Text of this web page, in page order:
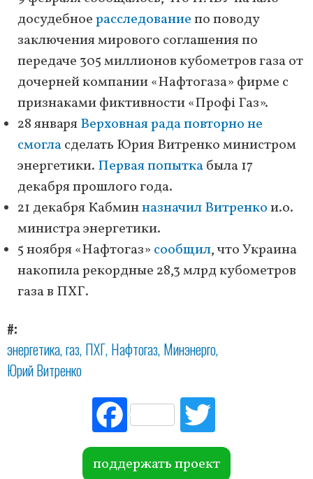
досудебноерасследованиепо поводу
заключения мирового соглашения по
передаче 305 миллионов кубометров газа от
дочерней компании «Нафтогаза» фирме с
признаками фиктивности «Профі Газ».
28 январяВерховная рада повторно не
смогласделать Юрия Витренко министром
энергетики. Первая попыткабыла 17
декабря прошлого года.
21 декабря Кабминназначил Витренкои.о.
министра энергетики.
5 ноября «Нафтогаз» сообщил, что Украина
накопила рекордные 28,3 млрд кубометров
газа в ПХГ.
#
энергетика газ ПХГ Нафтогаз Минэнерго
Юрий Витренко
Fac
ebo
ok r
поддержать проект